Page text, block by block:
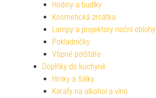
Hodiny a budíky
Kosmetická zrcátka
Lampy a projektory noční oblohy
Pokladničky
Vtipné polštáře
Doplňky do kuchyně
Hrnky a šálky
Karafy na alkohol a víno